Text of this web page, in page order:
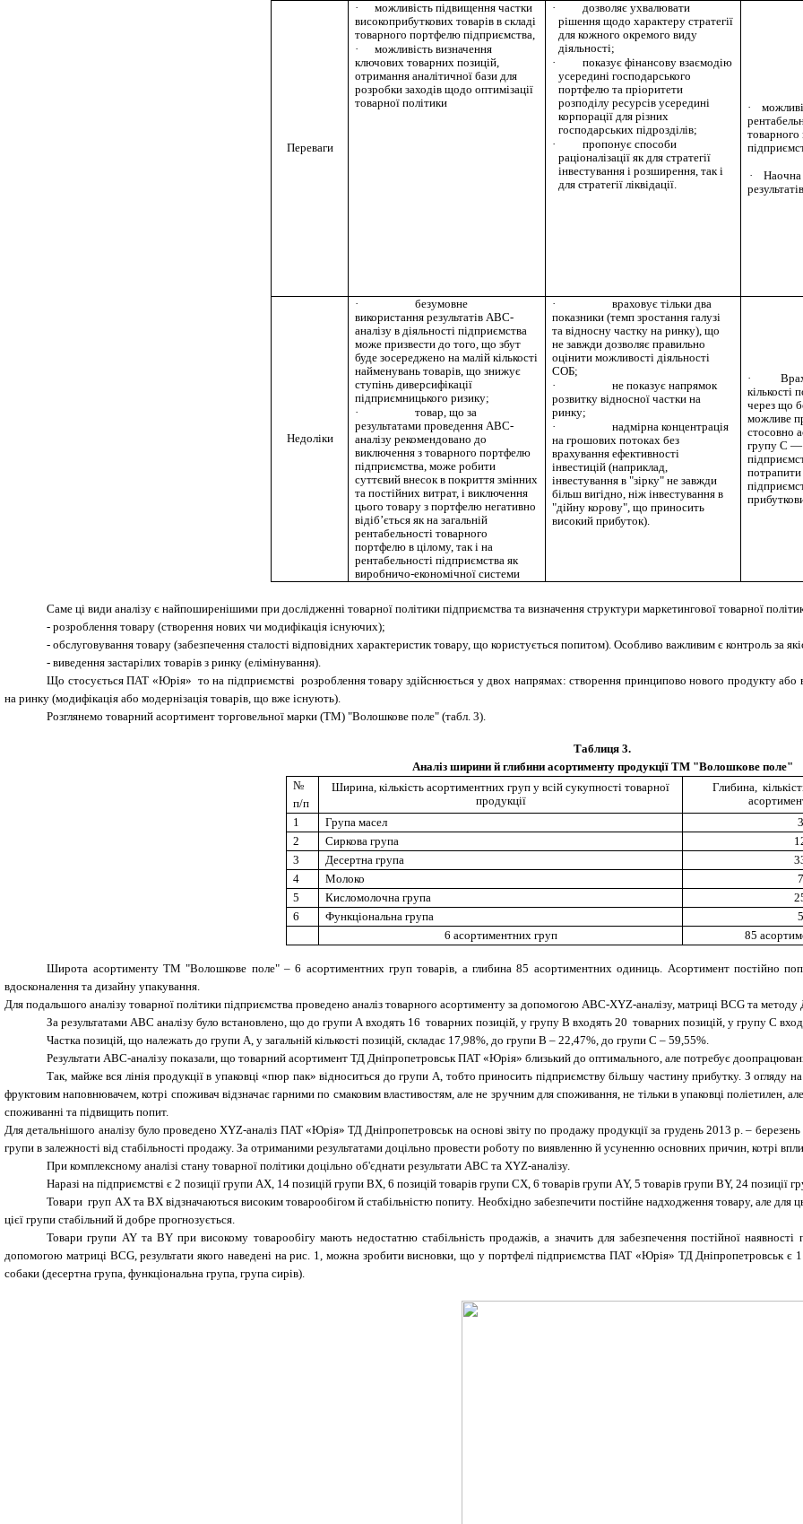
Переваги
·
можливість підвищення частки
високоприбуткових товарів в складі
товарного портфелю підприємства,
·
можливість визначення
ключових товарних позицій,
отримання аналітичної бази для
розробки заходів щодо оптимізації
товарної політики
·
дозволяє ухвалювати
рішення щодо характеру стратегії
для кожного окремого виду
діяльності;
·
показує фінансову взаємодію
усередині господарського
портфелю та пріоритети
розподілу ресурсів усередині
корпорації для різних
господарських підрозділів;
·
пропонує способи
раціоналізації як для стратегії
інвестування і розширення, так і
для стратегії ліквідації.
·
·
Наочна
результатів
Недоліки
·
безумовне
використання результатів АВС-
аналізу в діяльності підприємства
може призвести до того, що збут
буде зосереджено на малій кількості
найменувань товарів, що знижує
ступінь диверсифікації
підприємницького ризику;
·
товар, що за
результатами проведення АВС-
аналізу рекомендовано до
виключення з товарного портфелю
підприємства, може робити
суттєвий внесок в покриття змінних
та постійних витрат, і виключення
цього товару з портфелю негативно
відіб’ється як на загальній
рентабельності товарного
портфелю в цілому, так і на
рентабельності підприємства як
виробничо-економічної системи
·
враховує тільки два
показники (темп зростання галузі
та відносну частку на ринку), що
не завжди дозволяє правильно
оцінити можливості діяльності
СОБ;
·
не показує напрямок
розвитку відносної частки на
ринку;
·
надмірна концентрація
на грошових потоках без
врахування ефективності
інвестицій (наприклад,
інвестування в "зірку" не завжди
більш вигідно, ніж інвестування в
"дійну корову", що приносить
високий прибуток).
·
кількості
через що
можливе
стосовно
групуС —
потрапити
Саме ці види аналізу є найпоширенішими при дослідженні товарної політики підприємства та визначенняструктури маркетингової товарної
-розроблення товару (створення нових чи модифікація існуючих);
-обслуговування товару (забезпечення сталості відповідних характеристик товару, що користується попитом). Особливо важливим є контроль за
-виведення застарілих товарів з ринку (елімінування).
Що стосується ПАТ «Юрія» то на підприємстві розроблення товару здійснюється у двох напрямах: створення принципово нового продукту або
на ринку (модифікація або модернізація товарів, що вже існують).
Розглянемо товарний асортимент торговельної марки (ТМ) "Волошкове поле" (табл. 3).
Таблиця 3.
Аналіз ширини й глибини асортименту продукції ТМ "Волошкове поле"
№
п/п
Ширина, кількість асортиментних груп у всій сукупності товарної
продукції
Глибина,
1
Група масел
3
2
Сиркова група
3
Десертна група
4
Молоко
7
5
Кисломолочна група
6
Функціональна група
5
6 асортиментних груп
85
Широта асортименту ТМ "Волошкове поле" – 6 асортиментних груп товарів, а глибина 85 асортиментних одиниць. Асортимент постійно
вдосконалення та дизайну упакування.
Для подальшого аналізу товарної політики підприємства проведено аналіз товарного асортименту за допомогою АВС-XYZ-аналізу, матриці BCG та
За результатами АВС аналізу було встановлено, щодо групи А входять 16 товарних позицій, у групу В входять 20 товарних позицій, у групу С
Частка позицій, що належать до групи А, у загальній кількості позицій, складає 17,98%, до групи В – 22,47%, до групи С – 59,55%.
Результати ABC-аналізу показали, що товарний асортимент ТД Дніпропетровськ ПАТ«Юрія» близький до оптимального, але потребує
Так, майже вся лінія продукції в упаковці «пюр пак» відноситься до групи А, тобто приносить підприємству більшу частину прибутку. З огляду
фруктовим наповнювачем, котрі споживач відзначає гарними по смаковим властивостям, але не зручним для споживання, не тільки в упаковці
споживанні та підвищить попит.
Для детальнішого аналізу було проведено XYZ-аналіз ПАТ «Юрія» ТД Дніпропетровськ на основі звіту по продажу продукції за грудень 2013 р. –
групи в залежності від стабільності продажу. За отриманими результатами доцільно провести роботу по виявленню й усуненню основних причин, котрі
При комплексному аналізі стану товарної політики доцільно об'єднати результати АВС та XYZ-аналізу.
Наразі на підприємстві є 2 позиції групи АХ, 14 позицій групи BX, 6 позицій товарів групи СХ, 6 товарів групи АY, 5 товарів групи BY, 24
Товари груп АХ та ВХвідзначаються високим товарообігом й стабільністю попиту. Необхідно забезпечити постійне надходження товару, але
цієї групи стабільний й добре прогнозується.
Товари групи AY та BY при високому товарообігу мають недостатнюстабільність продажів, а значить для забезпечення постійної
допомогою матриці BCG, результати якого наведені на рис. 1, можна зробити висновки, що у портфелі підприємства ПАТ «Юрія» ТД Дніпропетровськ є
собаки (десертна група, функціональна група, група сирів).